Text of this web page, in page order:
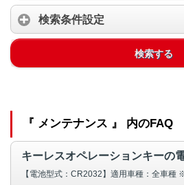
検索条件設定
検索する
『 メンテナンス 』 内のFAQ
キーレスオペレーションキーの
【電池型式：CR2032】適用車種：全車種